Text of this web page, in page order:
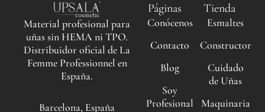
Material profesional para
uñas sin HEMA ni TPO.
Distribuidor oficial de La
Femme Professionnel en
España.
Barcelona, España
Páginas
Conócenos
Contacto
Blog
Soy
Profesional
Tienda
Esmaltes
Constructor
Cuidado
de Uñas
Maquinaria